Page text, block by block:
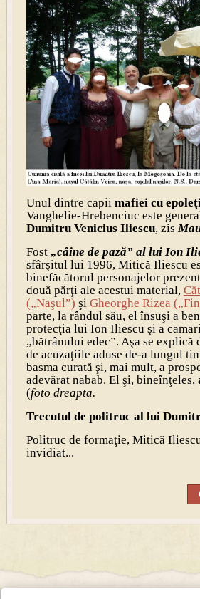
Unul dintre capii mafiei cu epoleţi
Vanghelie-Hrebenciuc este
Dumitru Venicius Iliescu, zis
Fost „câine de pază” al lui Ion
sfârşitul lui 1996, Mitică Iliescu
binefăcătorul personajelor
două părţi ale acestui material,
(„Naşul”) şi Gheorghe Rizea
parte, la rândul său, el însuşi a
protecţia lui Ion Iliescu şi a
„bătrânului edec”. Aşa se explică
de acuzaţiile aduse de-a lungul
basma curată şi, mai mult, a
adevărat nabab. El şi, bineînţeles,
(foto dreapta.
Trecutul de politruc al lui
Politruc de formaţie, Mitică
invidiat...